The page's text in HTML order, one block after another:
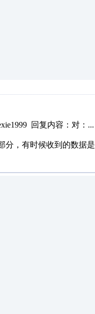
回复内容：对：
分，有时候收到的数据